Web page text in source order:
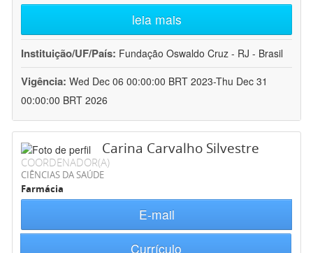
leia mais
Instituição/UF/País: Fundação Oswaldo Cruz - RJ - Brasil
Vigência: Wed Dec 06 00:00:00 BRT 2023-Thu Dec 31
00:00:00 BRT 2026
Carina Carvalho Silvestre
COORDENADOR(A)
CIÊNCIAS DA SAÚDE
Farmácia
E-mail
Currículo